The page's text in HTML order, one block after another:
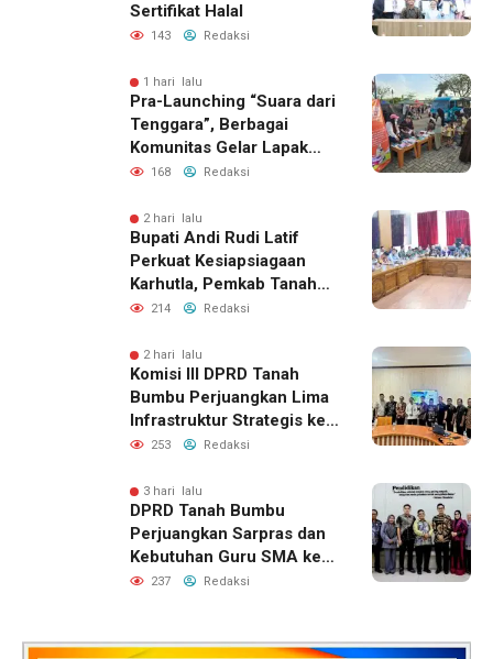
Sertifikat Halal
143 Redaksi
1 hari lalu
Pra-Launching “Suara dari
Tenggara”, Berbagai
Komunitas Gelar Lapak
Baca di Bandara Bersujud
168 Redaksi
2 hari lalu
Bupati Andi Rudi Latif
Perkuat Kesiapsiagaan
Karhutla, Pemkab Tanah
Bumbu Aktifkan Posko
214 Redaksi
2 hari lalu
Komisi III DPRD Tanah
Bumbu Perjuangkan Lima
Infrastruktur Strategis ke
BPJN XI Banjarmasin
253 Redaksi
3 hari lalu
DPRD Tanah Bumbu
Perjuangkan Sarpras dan
Kebutuhan Guru SMA ke
Pemprov Kalsel
237 Redaksi